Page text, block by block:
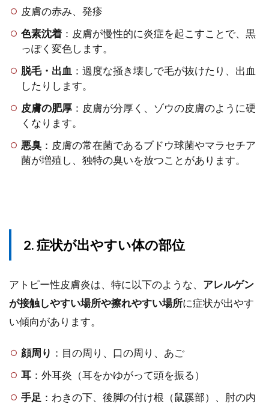
皮膚の赤み、発疹
色素沈着 ：皮膚が慢性的に炎症を起こすことで、黒
っぽく変色します。
脱毛・出血 ：過度な掻き壊しで毛が抜けたり、出血
したりします。
皮膚の肥厚 ：皮膚が分厚く、ゾウの皮膚のように硬
くなります。
悪臭 ：皮膚の常在菌であるブドウ球菌やマラセチア
菌が増殖し、独特の臭いを放つことがあります。
2. 症状が出やすい体の部位
アトピー性皮膚炎は、特に以下のような、 アレルゲン
が接触しやすい場所や擦れやすい場所に症状が出やす
い傾向があります。
顔周り ：目の周り、口の周り、あご
耳 ：外耳炎（耳をかゆがって頭を振る）
手足 ：わきの下、後脚の付け根（鼠蹊部）、肘の内